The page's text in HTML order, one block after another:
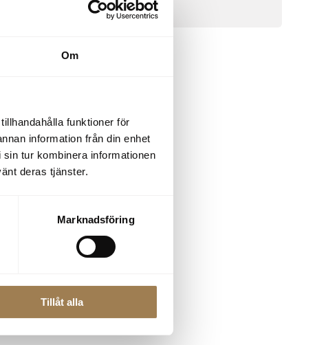
Om
funktioner för
information från din enhet
tur kombinera informationen
deras tjänster.
Marknadsföring
Tillåt alla